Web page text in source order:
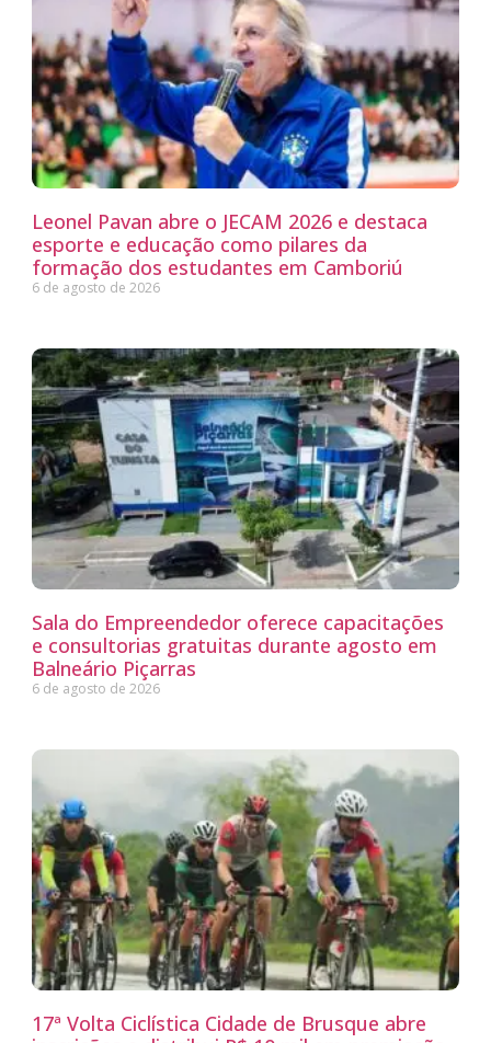
Leonel Pavan abre o JECAM 2026 e destaca
esporte e educação como pilares da
formação dos estudantes em Camboriú
6 de agosto de 2026
Sala do Empreendedor oferece capacitações
e consultorias gratuitas durante agosto em
Balneário Piçarras
6 de agosto de 2026
17ª Volta Ciclística Cidade de Brusque abre